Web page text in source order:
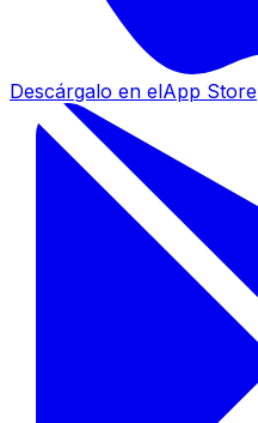
Descárgalo en elApp Store